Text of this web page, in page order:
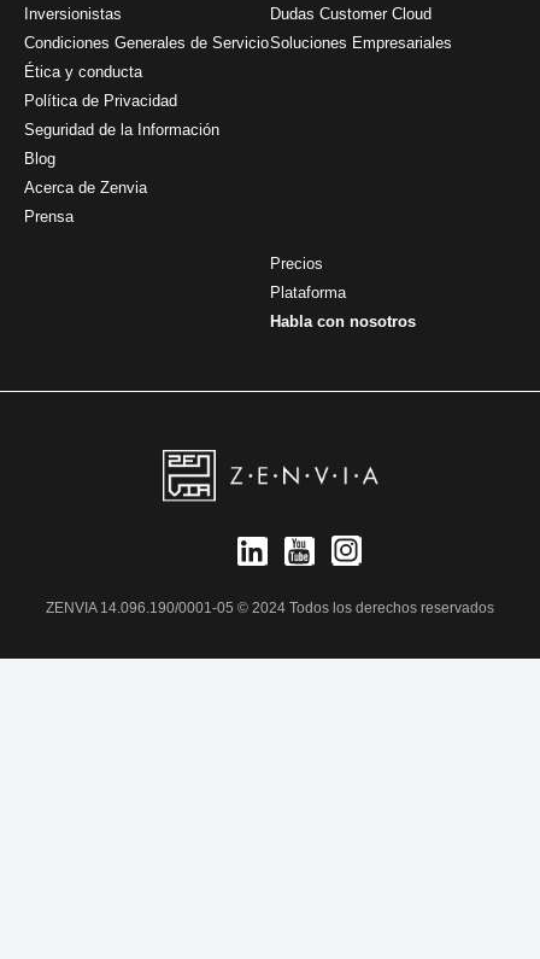
Inversionistas
Condiciones Generales de Servicio
Ética y conducta
Política de Privacidad
Seguridad de la Información
Blog
Acerca de Zenvia
Prensa
Dudas Customer Cloud
Soluciones Empresariales
Precios
Plataforma
Habla con nosotros
ZENVIA 14.096.190/0001-05 © 2024 Todos los derechos reservados